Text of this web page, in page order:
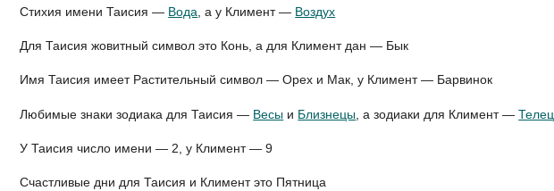
Стихия имени Таисия — Вода , а у Климент — Воздух
Для Таисия жовитный символ это Конь, а для Климент дан — Бык
Имя Таисия имеет Растительный символ — Орех и Мак, у Климент — Барвинок
Любимые знаки зодиака для Таисия — Весы и Близнецы , а зодиаки для Климент —Телец
У Таисия число имени — 2, у Климент — 9
Счастливые дни для Таисия и Климент это Пятница